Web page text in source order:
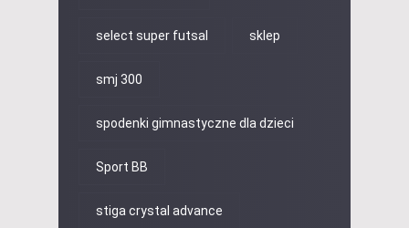
select super futsal sklep
smj 300
spodenki gimnastyczne dla dzieci
Sport BB
stiga crystal advance